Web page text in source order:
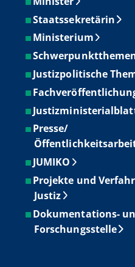
Staatssekretärin
Ministerium
Justizpolitische
Presse/
JUMIKO
Projekte und
Justiz
Dokumentations-
Forschungsstelle